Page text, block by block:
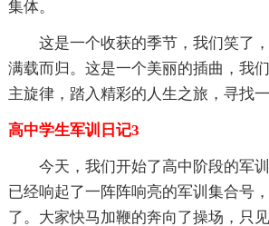
集体。
这是一个收获的季节，我们笑了
满载而归。这是一个美丽的插曲，我
主旋律，踏入精彩的人生之旅，寻找
高中学生军训日记3
今天，我们开始了高中阶段的军
已经响起了一阵阵响亮的军训集合号
了。大家快马加鞭的奔向了操场，只